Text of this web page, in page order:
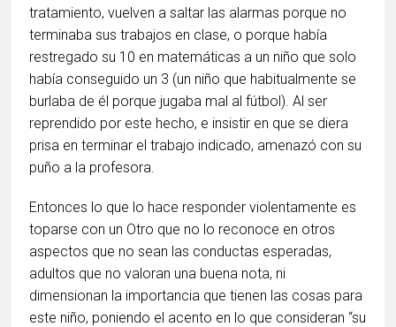
tratamiento, vuelven a saltar las alarmas porque no
terminaba sus trabajos en clase, o porque había
restregado su 10 en matemáticas a un niño que solo
había conseguido un 3 (un niño que habitualmente se
burlaba de él porque jugaba mal al fútbol). Al ser
reprendido por este hecho, e insistir en que se diera
prisa en terminar el trabajo indicado, amenazó con su
puño a la profesora.
Entonces lo que lo hace responder violentamente es
toparse con un Otro que no lo reconoce en otros
aspectos que no sean las conductas esperadas,
adultos que no valoran una buena nota, ni
dimensionan la importancia que tienen las cosas para
este niño, poniendo el acento en lo que consideran “su